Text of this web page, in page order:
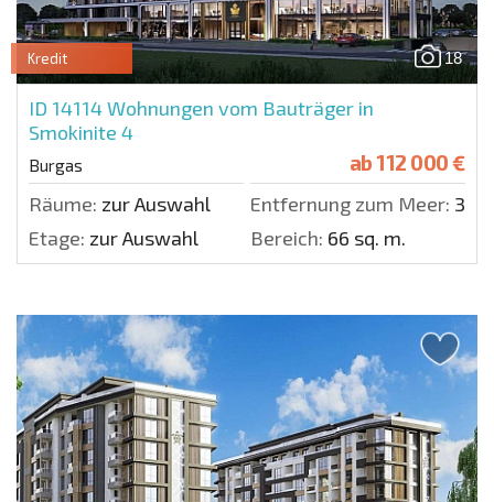
18
Kredit
ID 14114Wohnungen vom Bauträger in
Smokinite 4
Burgas ab112 000 €
Räume: zur Auswahl Entfernung zum Meer:
Etage: zur Auswahl Bereich: 66 sq. m.